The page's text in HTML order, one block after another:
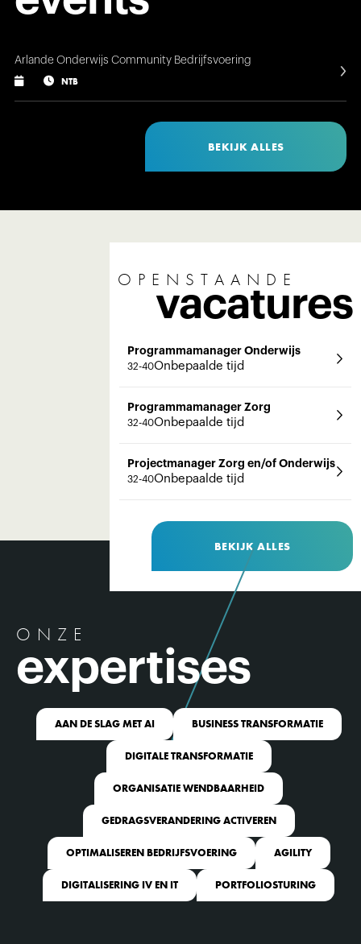
Arlande Onderwijs Community Bedrijfsvoering
  NTB
BEKIJK ALLES
OPENSTAANDE
vacatures
Programmamanager Onderwijs
32-40Onbepaalde tijd
Programmamanager Zorg
32-40Onbepaalde tijd
Projectmanager Zorg en/of Onderwijs
32-40Onbepaalde tijd
BEKIJK ALLES
ONZE
expertises
AAN DE SLAG MET AI BUSINESS TRANSFORMATIE
DIGITALE TRANSFORMATIE
ORGANISATIE WENDBAARHEID
GEDRAGSVERANDERING ACTIVEREN
OPTIMALISEREN BEDRIJFSVOERING AGILITY
DIGITALISERING IV EN IT PORTFOLIOSTURING